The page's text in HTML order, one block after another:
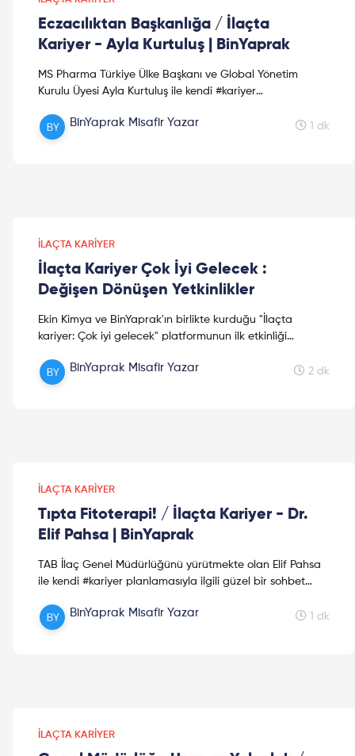
Eczacılıktan Başkanlığa / İlaçta
Kariyer - Ayla Kurtuluş | BinYaprak
MS Pharma Türkiye Ülke Başkanı ve Global Yönetim
Kurulu Üyesi Ayla Kurtuluş ile kendi #kariyer
Dileriz bu...BinYaprak Misafir Yazar 1 dk
İLAÇTA KARIYER
İlaçta Kariyer Çok İyi Gelecek :
Değişen Dönüşen Yetkinlikler
Ekin Kimya ve BinYaprak'ın birlikte kurduğu "İlaçta
kariyer: Çok iyi gelecek" platformunun ilk etkinliği
BinYaprak Misafir Yazar 2 dk
İLAÇTA KARIYER
Tıpta Fitoterapi! / İlaçta Kariyer - Dr.
Elif Pahsa | BinYaprak
TAB İlaç Genel Müdürlüğünü yürütmekte olan Elif Pahsa
ile kendi #kariyer planlamasıyla ilgili güzel bir sohbet
BinYaprak Misafir Yazar 1 dk
İLAÇTA KARIYER